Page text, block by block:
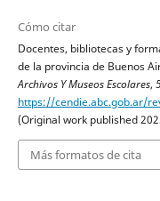
Cómo citar
Docentes, bibliotecas y
de la provincia de Buenos
Archivos Y Museos Escolares,
https://cendie.abc.gob.ar/
(Original work published
Más formatos de cita